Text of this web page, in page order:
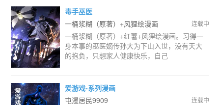
毒手巫医
一桶浆糊（原著）+风狸绘漫画
连载中
一桶浆糊（原著）+红薯+风狸绘漫画。习得一
身本事的巫医嫡传孙大为下山入世，没有天大
的抱负，只想家人健康快乐，自己
爱游戏-系列漫画
屯漫居民9909
连载中